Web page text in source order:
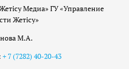
Медиа» ГУ «Управление
Жетісу»
М.А.
+ 7 (7282) 40-20-43